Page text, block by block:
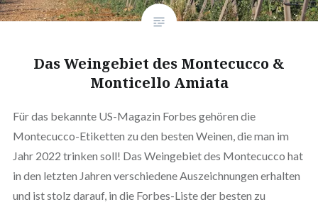
Das Weingebiet des Montecucco &
Monticello Amiata
Für das bekannte US-Magazin Forbes gehören die
Montecucco-Etiketten zu den besten Weinen, die man im
Jahr 2022 trinken soll! Das Weingebiet des Montecucco hat
in den letzten Jahren verschiedene Auszeichnungen erhalten
und ist stolz darauf, in die Forbes-Liste der besten zu